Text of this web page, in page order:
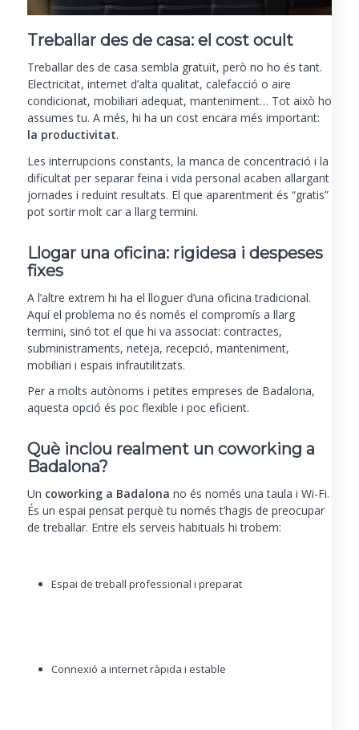
Treballar des de casa: el cost ocult
Treballar des de casa sembla gratuït, però no ho és tant.
Electricitat, internet d’alta qualitat, calefacció o aire
condicionat, mobiliari adequat, manteniment… Tot això ho
assumes tu. A més, hi ha un cost encara més important:
la productivitat.
Les interrupcions constants, la manca de concentració i la
dificultat per separar feina i vida personal acaben allargant
jornades i reduint resultats. El que aparentment és “gratis”
pot sortir molt car a llarg termini.
Llogar una oficina: rigidesa i despeses
fixes
A l’altre extrem hi ha el lloguer d’una oficina tradicional.
Aquí el problema no és només el compromís a llarg
termini, sinó tot el que hi va associat: contractes,
subministraments, neteja, recepció, manteniment,
mobiliari i espais infrautilitzats.
Per a molts autònoms i petites empreses de Badalona,
aquesta opció és poc flexible i poc eficient.
Què inclou realment un coworking a
Badalona?
Un coworking a Badalona no és només una taula i Wi-Fi.
És un espai pensat perquè tu només t’hagis de preocupar
de treballar. Entre els serveis habituals hi trobem:
Espai de treball professional i preparat
Connexió a internet ràpida i estable